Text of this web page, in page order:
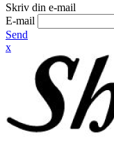
Skriv din e-mail
E-mail
Send
x